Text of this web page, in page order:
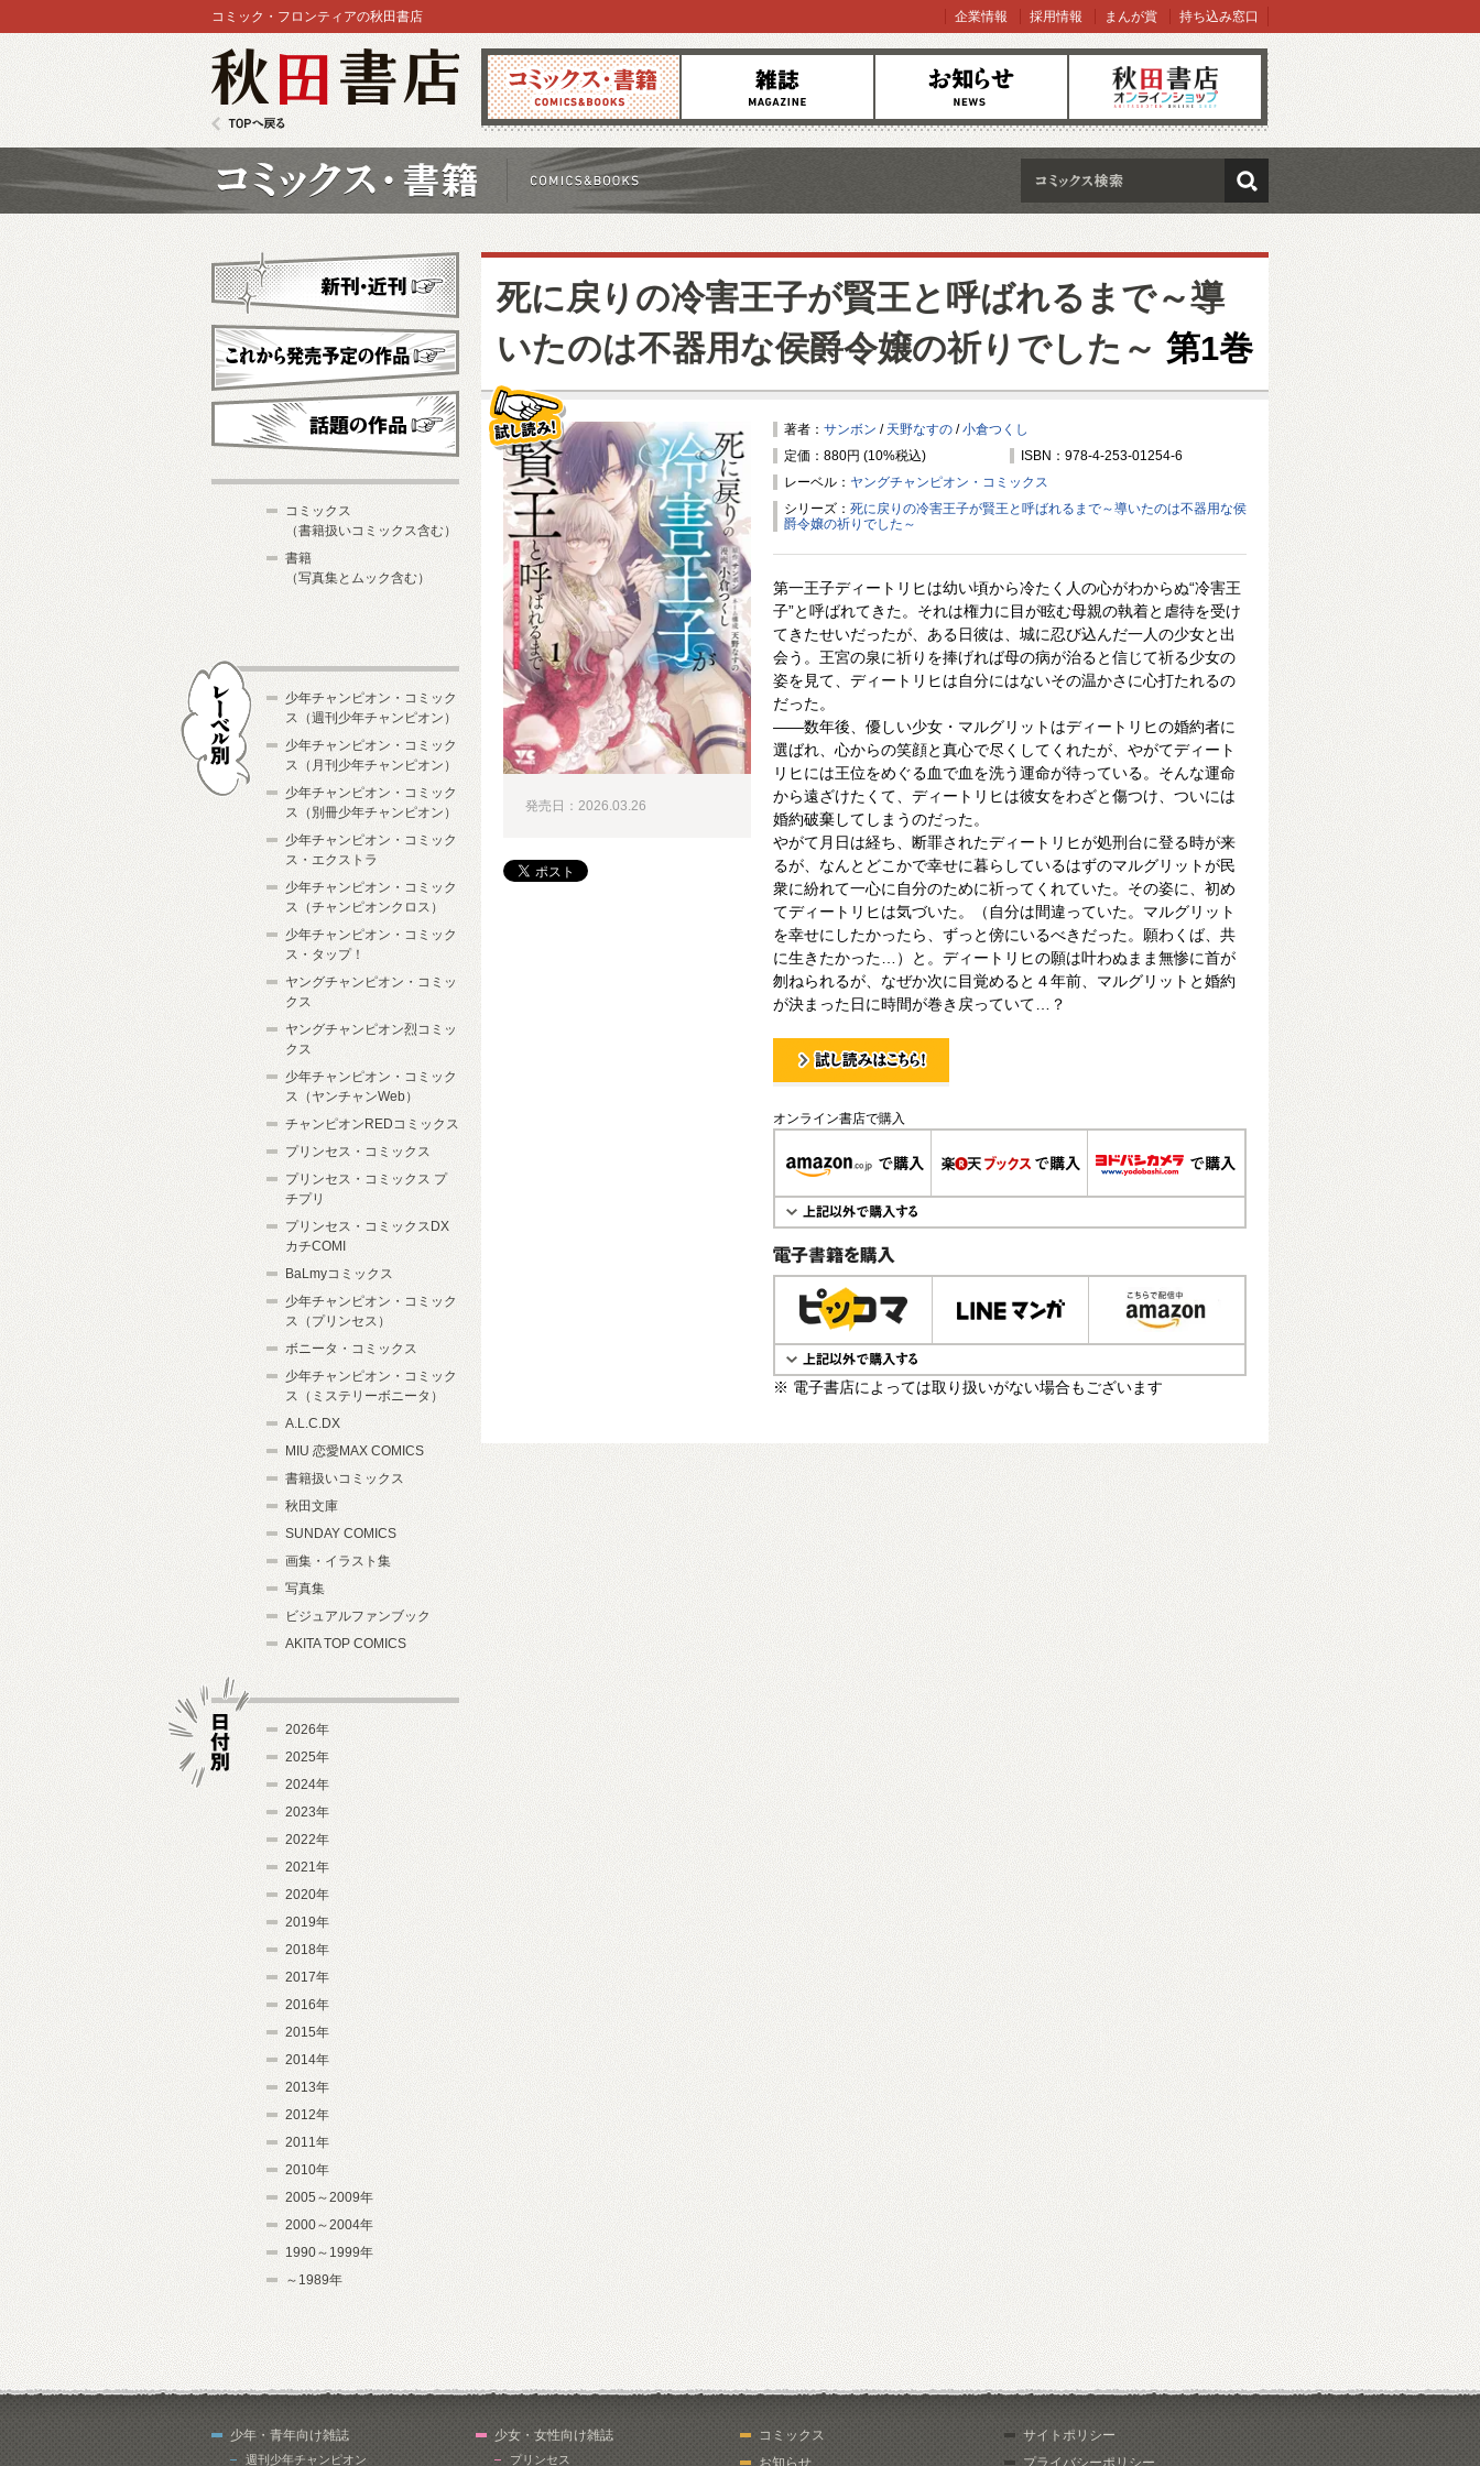
コミックス 雑誌 お知らせ オンラインショップ
コミック・フロンティアの秋田書店 企業情報 採用情報 まんが賞 持ち込み窓口
検索
死に戻りの冷害王子が賢王と呼ばれるまで～導
いたのは不器用な侯爵令嬢の祈りでした～ 第1巻
著者： サンボン / 天野なすの /小倉つくし
定価：880円 (10%税込)
ISBN：978-4-253-01254-6
レーベル： ヤングチャンピオン・コミックス
シリーズ： 死に戻りの冷害王子が賢王と呼ばれるまで～導いたのは不器用な侯
爵令嬢の祈りでした～
第一王子ディートリヒは幼い頃から冷たく人の心がわからぬ“冷害王
子”と呼ばれてきた。それは権力に目が眩む母親の執着と虐待を受け
てきたせいだったが、ある日彼は、城に忍び込んだ一人の少女と出
会う。王宮の泉に祈りを捧げれば母の病が治ると信じて祈る少女の
姿を見て、ディートリヒは自分にはないその温かさに心打たれるの
だった。
――数年後、優しい少女・マルグリットはディートリヒの婚約者に
選ばれ、心からの笑顔と真心で尽くしてくれたが、やがてディート
リヒには王位をめぐる血で血を洗う運命が待っている。そんな運命
から遠ざけたくて、ディートリヒは彼女をわざと傷つけ、ついには
婚約破棄してしまうのだった。
やがて月日は経ち、断罪されたディートリヒが処刑台に登る時が来
るが、なんとどこかで幸せに暮らしているはずのマルグリットが民
衆に紛れて一心に自分のために祈ってくれていた。その姿に、初め
てディートリヒは気づいた。（自分は間違っていた。マルグリット
を幸せにしたかったら、ずっと傍にいるべきだった。願わくば、共
に生きたかった…）と。ディートリヒの願は叶わぬまま無惨に首が
刎ねられるが、なぜか次に目覚めると４年前、マルグリットと婚約
が決まった日に時間が巻き戻っていて…？
試し読み！
オンライン書店で購入
電子書籍で購入
※ 電子書店によっては取り扱いがない場合もございます
発売日：2026.03.26
新刊・近刊
これから発売予定
コミックス
（書籍扱いコミックス含む）
書籍
（写真集とムック含む）
少年チャンピオン・コミック
ス（週刊少年チャンピオン）
少年チャンピオン・コミック
ス（月刊少年チャンピオン）
少年チャンピオン・コミック
ス（別冊少年チャンピオン）
少年チャンピオン・コミック
ス・エクストラ
少年チャンピオン・コミック
ス（チャンピオンクロス）
少年チャンピオン・コミック
ス・タップ！
ヤングチャンピオン・コミッ
クス
ヤングチャンピオン烈コミッ
クス
少年チャンピオン・コミック
ス（ヤンチャンWeb）
チャンピオンREDコミックス
プリンセス・コミックス
プリンセス・コミックス プ
チプリ
プリンセス・コミックスDX
カチCOMI
BaLmyコミックス
少年チャンピオン・コミック
ス（プリンセス）
ボニータ・コミックス
少年チャンピオン・コミック
ス（ミステリーボニータ）
A.L.C.DX
MIU 恋愛MAX COMICS
書籍扱いコミックス
秋田文庫
SUNDAY COMICS
画集・イラスト集
写真集
ビジュアルファンブック
AKITA TOP COMICS
2026年
2025年
2024年
2023年
2022年
2021年
2020年
2019年
2018年
2017年
2016年
2015年
2014年
2013年
2012年
2011年
2010年
2005～2009年
2000～2004年
1990～1999年
～1989年
少年・青年向け雑誌
週刊少年チャンピオン
少女・女性向け雑誌
プリンセス
コミックス
お知らせ
サイトポリシー
プライバシーポリシー